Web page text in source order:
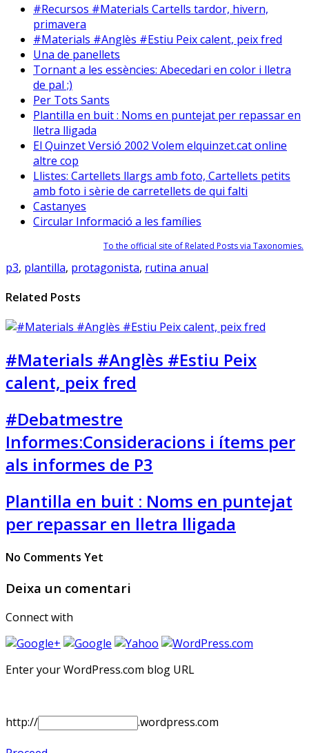
#Recursos #Materials Cartells tardor, hivern,
primavera
#Materials #Anglès #Estiu Peix calent, peix fred
Una de panellets
Tornant a les essències: Abecedari en color i lletra
de pal ;)
Per Tots Sants
Plantilla en buit : Noms en puntejat per repassar en
lletra lligada
El Quinzet Versió 2002 Volem elquinzet.cat online
altre cop
Llistes: Cartellets llargs amb foto, Cartellets petits
amb foto i sèrie de carretellets de qui falti
Castanyes
Circular Informació a les famílies
To the official site of Related Posts via Taxonomies.
p3, plantilla, protagonista, rutina anual
Related Posts
#Materials #Anglès #Estiu Peix
calent, peix fred
#Debatmestre
Informes:Consideracions i ítems per
als informes de P3
Plantilla en buit : Noms en puntejat
per repassar en lletra lligada
No Comments Yet
Deixa un comentari
Connect with
Enter your WordPress.com blog URL
http:// .wordpress.com